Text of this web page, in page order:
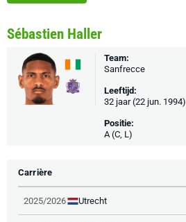
Sébastien Haller
Team:
Sanfrecce
Leeftijd:
32 jaar (22 jun. 1994)
Positie:
A (C, L)
Carrière
2025/2026 Utrecht